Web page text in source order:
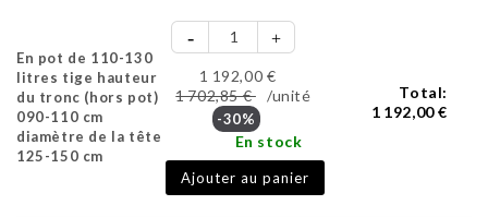
En pot de 110-130
litres tige hauteur
du tronc (hors pot)
090-110 cm
diamètre de la tête
125-150 cm
1 192,00 €
1 702,85 € /unité
-30%
En stock
Ajouter au panier
Total:
1 192,00 €